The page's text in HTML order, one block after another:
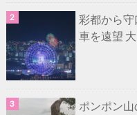
彩都から
車を遠望
ポンポン